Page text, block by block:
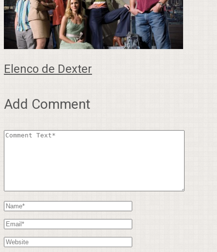
Elenco de Dexter
Add Comment